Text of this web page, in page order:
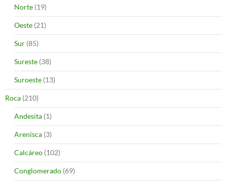
Norte (19)
Oeste (21)
Sur (85)
Sureste (38)
Suroeste (13)
Roca (210)
Andesita (1)
Arenisca (3)
Calcáreo (102)
Conglomerado (69)